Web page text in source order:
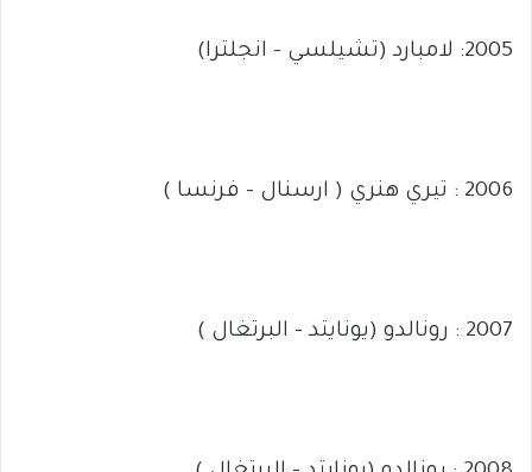
2005: لامبارد (تشيلسي – انجلترا)
2006 : تيري هنري ( ارسنال – فرنسا )
2007 : رونالدو (يونايتد – البرتغال )